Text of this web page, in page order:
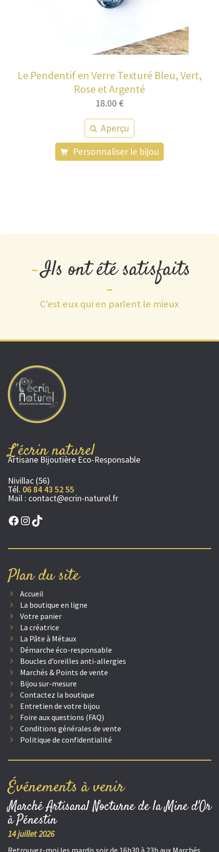
Le Pendentif en Verre Texturé Bleu, Vert,
Rose et Argenté
18.00 €
Aperçu
Personnaliser le bijou
Ils ont été satisfaits
C'est eux qui en parlent le mieux
L’écrin naturel
Artisane Bijoutière Eco-Responsable
Nivillac (56)
Tél. 06 84 43 52 55
Mail : contact@ecrin-naturel.fr
Facebook
Instagram
TikTok
Plan du site
Accueil
La boutique en ligne
Votre panier
La créatrice
La Pâte à Métaux
Démarche éco-responsable
Boucles d’oreilles anti-allergies
Marchés & Points de vente
Bijou sur-mesure
Contactez la boutique
Entretien de votre bijou
Foire aux questions (FAQ)
Conditions générales de vente
Politique de confidentialité
Événements à venir
Marché Artisanal Nocturne de la Mine d'Or
à Pénestin
14 juillet 2026